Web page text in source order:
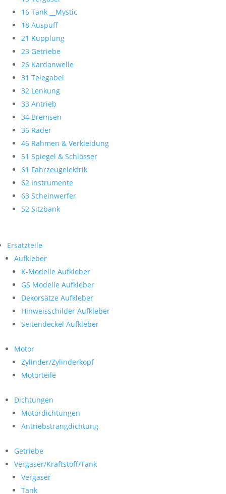
16 Tank __Mystic
18 Auspuff
21 Kupplung
23 Getriebe
26 Kardanwelle
31 Telegabel
32 Lenkung
33 Antrieb
34 Bremsen
36 Räder
46 Rahmen & Verkleidung
51 Spiegel & Schlösser
61 Fahrzeugelektrik
62 Instrumente
63 Scheinwerfer
52 Sitzbank
Ersatzteile
Aufkleber
K-Modelle Aufkleber
GS Modelle Aufkleber
Dekorsätze Aufkleber
Hinweisschilder Aufkleber
Seitendeckel Aufkleber
Motor
Zylinder/Zylinderkopf
Motorteile
Dichtungen
Motordichtungen
Antriebstrangdichtung
Getriebe
Vergaser/Kraftstoff/Tank
Vergaser
Tank